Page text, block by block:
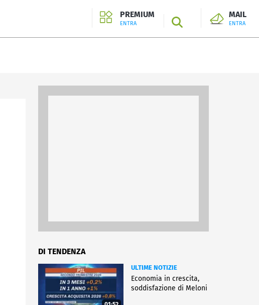
PREMIUM
ENTRA SEARCH
MAIL
ENTRA
DI TENDENZA
ULTIME NOTIZIE
Economia in crescita,
soddisfazione di Meloni